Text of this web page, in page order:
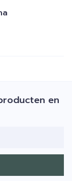
pagina
en